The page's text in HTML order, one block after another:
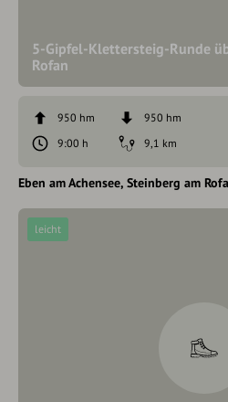
5-Gipfel-Klettersteig-Runde
Rofan
950 hm
950 hm
9:00 h
9,1 km
Eben am Achensee Steinberg am
leicht